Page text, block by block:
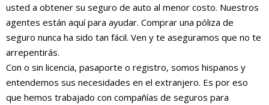
usted a obtener su seguro de auto al menor costo. Nuestros
agentes están aquí para ayudar. Comprar una póliza de
seguro nunca ha sido tan fácil. Ven y te aseguramos que no te
arrepentirás.
Con o sin licencia, pasaporte o registro, somos hispanos y
entendemos sus necesidades en el extranjero. Es por eso
que hemos trabajado con compañías de seguros para